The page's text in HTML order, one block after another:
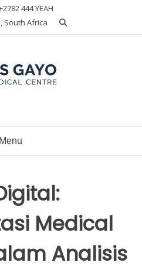
444 YEAH
South Africa
Menu
Medical
Analisis